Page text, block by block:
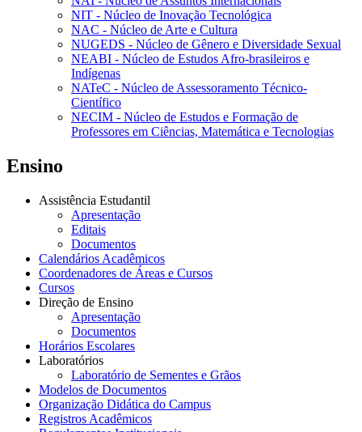
NIT - Núcleo de Inovação Tecnológica
NAC - Núcleo de Arte e Cultura
NUGEDS - Núcleo de Gênero e Diversidade Sexual
NEABI - Núcleo de Estudos Afro-brasileiros e
Indígenas
NATeC - Núcleo de Assessoramento Técnico-
Científico
NECIM - Núcleo de Estudos e Formação de
Professores em Ciências, Matemática e Tecnologias
Ensino
Assistência Estudantil
Apresentação
Editais
Documentos
Calendários Acadêmicos
Coordenadores de Áreas e Cursos
Cursos
Direção de Ensino
Apresentação
Documentos
Horários Escolares
Laboratórios
Laboratório de Sementes e Grãos
Modelos de Documentos
Organização Didática do Campus
Registros Acadêmicos